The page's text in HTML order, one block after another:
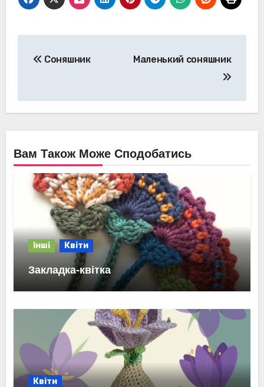
Соняшник Маленький соняшник
Вам Також Може Сподобатись
Інші Квіти
Закладка-квітка
Квіти